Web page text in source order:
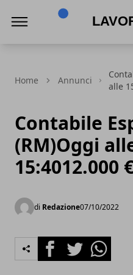
Home Annunci
alle
Contabile
(RM)Oggi
15:4012.000
di Redazione07/10/2022
FacebookTwitterWhatsapp